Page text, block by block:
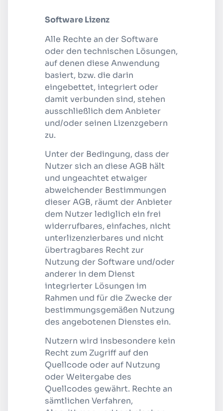
Software Lizenz
Alle Rechte an der Software
oder den technischen Lösungen,
auf denen diese Anwendung
basiert, bzw. die darin
eingebettet, integriert oder
damit verbunden sind, stehen
ausschließlich dem Anbieter
und/oder seinen Lizenzgebern
zu.
Unter der Bedingung, dass der
Nutzer sich an diese AGB hält
und ungeachtet etwaiger
abweichender Bestimmungen
dieser AGB, räumt der Anbieter
dem Nutzer lediglich ein frei
widerrufbares, einfaches, nicht
unterlizenzierbares und nicht
übertragbares Recht zur
Nutzung der Software und/oder
anderer in dem Dienst
integrierter Lösungen im
Rahmen und für die Zwecke der
bestimmungsgemäßen Nutzung
des angebotenen Dienstes ein.
Nutzern wird insbesondere kein
Recht zum Zugriff auf den
Quellcode oder auf Nutzung
oder Weitergabe des
Quellcodes gewährt. Rechte an
sämtlichen Verfahren,